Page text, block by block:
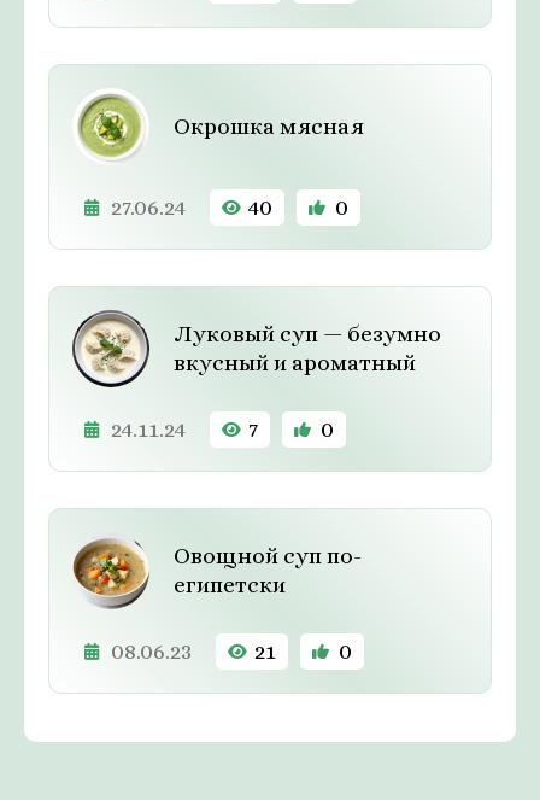
Окрошка мясная
27.06.24 40 0
Луковый суп — безумно
вкусный и ароматный
24.11.24 7 0
Овощной суп по-
египетски
08.06.23 21 0